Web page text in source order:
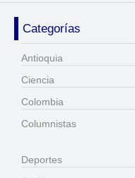
Categorías
Antioquia
Ciencia
Colombia
Columnistas
Deportes